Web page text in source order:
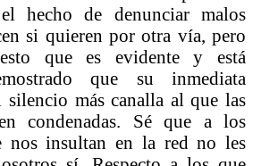
hecho de denunciar malos
si quieren por otra vía, pero
que es evidente y está
que su inmediata
silencio más canalla al que las
condenadas. Sé que a los
nos insultan en la red no les